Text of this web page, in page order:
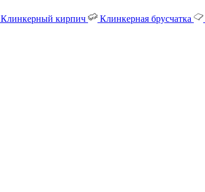
Клинкерный кирпич Клинкерная брусчатка